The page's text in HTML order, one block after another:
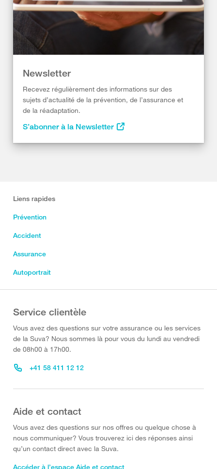
Newsletter
Recevez régulièrement des informations sur des
sujets d’actualité de la prévention, de l’assurance et
de la réadaptation.
S’abonner à la Newsletter
Liens rapides
Prévention
Accident
Assurance
Autoportrait
Service clientèle
Vous avez des questions sur votre assurance ou les services
de la Suva? Nous sommes là pour vous du lundi au vendredi
de 08h00 à 17h00.
+41 58 411 12 12
Aide et contact
Vous avez des questions sur nos offres ou quelque chose à
nous communiquer? Vous trouverez ici des réponses ainsi
qu’un contact direct avec la Suva.
Accéder à l’espace Aide et contact